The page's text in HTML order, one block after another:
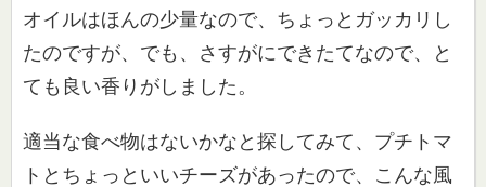
オイルはほんの少量なので、ちょっとガッカリし
たのですが、でも、 さすがにできたてなので、と
ても良い香りがしました。
適当な食べ物はないかなと探してみて、プチトマ
トとちょっといいチーズがあったので、こんな風